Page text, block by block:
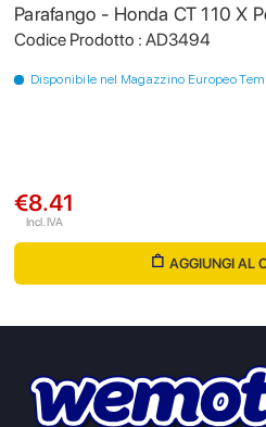
Parafango - Honda CT 110 X
Codice Prodotto : AD3494
Disponibile nel Magazzino Europeo
€8.41
Incl. IVA
AGGIUNGI AL